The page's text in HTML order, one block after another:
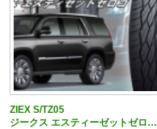
ZIEX S/TZ05
ジークス エスティーゼットゼロ…